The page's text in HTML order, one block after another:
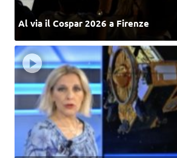
Al via il Cospar 2026 a Firenze